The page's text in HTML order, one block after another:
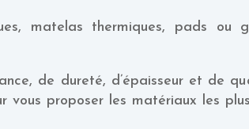
matelas thermiques, pads
de dureté, d’épaisseur et de
vous proposer les matériaux les